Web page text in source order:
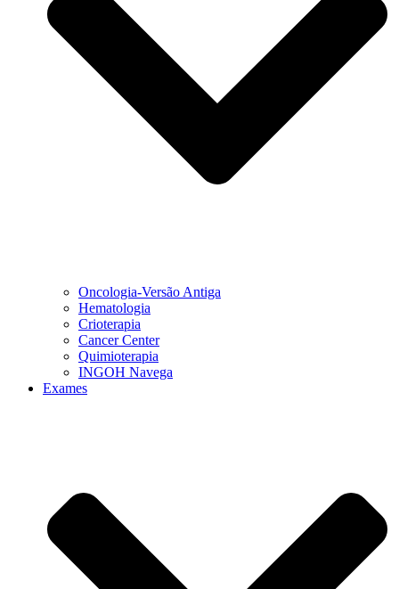
Oncologia-Versão Antiga
Hematologia
Crioterapia
Cancer Center
Quimioterapia
INGOH Navega
Exames